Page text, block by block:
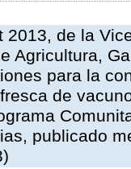
2013, de la
Agricultura,
para la
de
publicado